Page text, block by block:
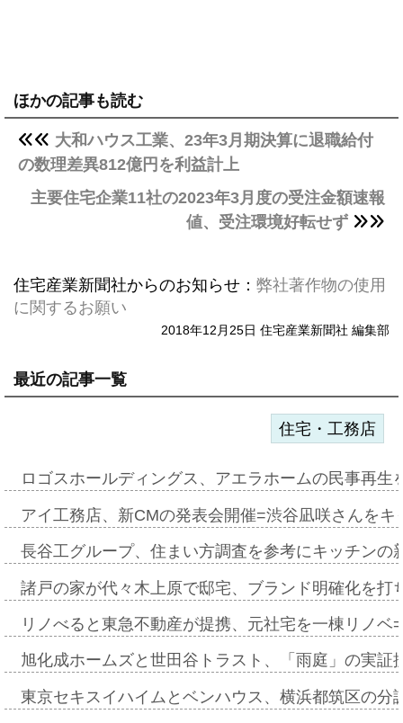
ほかの記事も読む
大和ハウス工業、23年3月期決算に退職給付
の数理差異812億円を利益計上
主要住宅企業11社の2023年3月度の受注金額速報
値、受注環境好転せず
住宅産業新聞社からのお知らせ： 弊社著作物の使用
に関するお願い
2018年12月25日 住宅産業新聞社 編集部
最近の記事一覧
住宅・工務店
ロゴスホールディングス、アエラホームの民事再
アイ工務店、新CMの発表会開催=渋谷凪咲さんを
長谷工グループ、住まい方調査を参考にキッチン
諸戸の家が代々木上原で邸宅、ブランド明確化を
リノべると東急不動産が提携、元社宅を一棟リノ
旭化成ホームズと世田谷トラスト、「雨庭」の実
東京セキスイハイムとベンハウス、横浜都筑区の